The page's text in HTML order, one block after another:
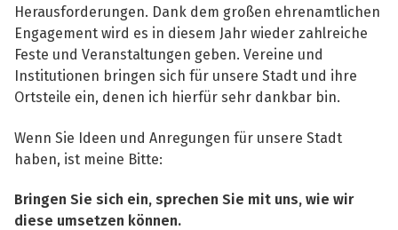
Herausforderungen. Dank dem großen ehrenamtlichen
Engagement wird es in diesem Jahr wieder zahlreiche
Feste und Veranstaltungen geben. Vereine und
Institutionen bringen sich für unsere Stadt und ihre
Ortsteile ein, denen ich hierfür sehr dankbar bin.
Wenn Sie Ideen und Anregungen für unsere Stadt
haben, ist meine Bitte:
Bringen Sie sich ein, sprechen Sie mit uns, wie wir
diese umsetzen können.